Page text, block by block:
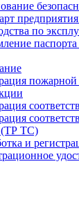
по
пожарной
(ТР ТС)
и